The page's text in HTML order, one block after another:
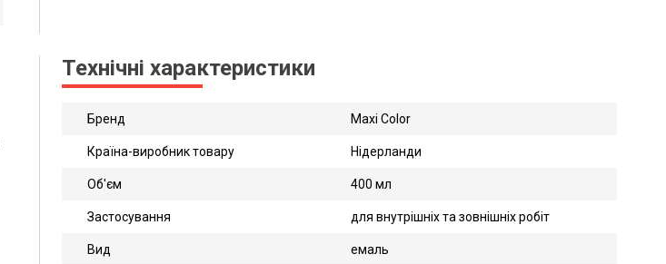
Технічні характеристики
Бренд Maxi Color
Країна-виробник товару Нідерланди
Об'єм 400 мл
Застосування для внутрішніх та зовнішніх робіт
Вид емаль